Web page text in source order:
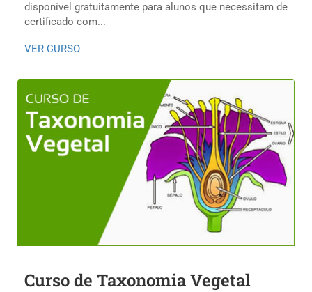
disponível gratuitamente para alunos que necessitam de
certificado com...
VER CURSO
Curso de Taxonomia Vegetal